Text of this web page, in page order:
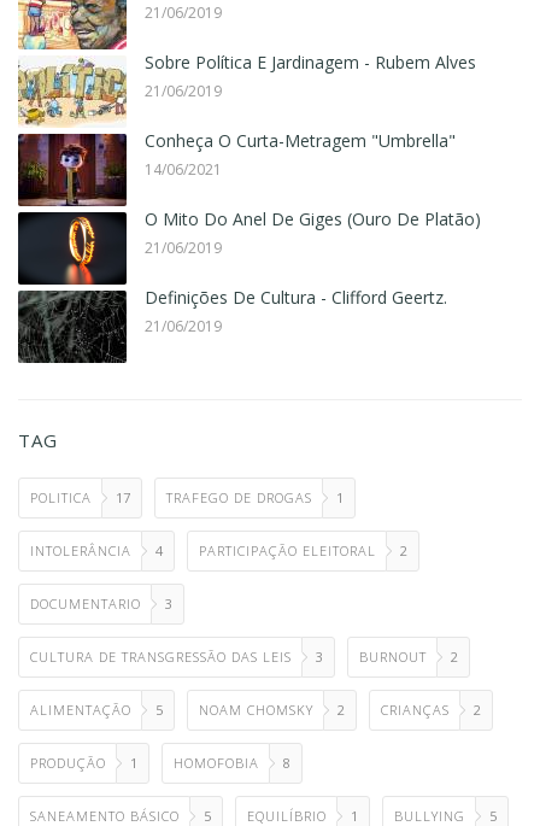
21/06/2019
Sobre Política E Jardinagem - Rubem Alves
21/06/2019
Conheça O Curta-Metragem "Umbrella"
14/06/2021
O Mito Do Anel De Giges (Ouro De Platão)
21/06/2019
Definições De Cultura - Clifford Geertz.
21/06/2019
TAG
POLITICA 17 TRAFEGO DE DROGAS 1
INTOLERÂNCIA 4 PARTICIPAÇÃO ELEITORAL 2
DOCUMENTARIO 3
CULTURA DE TRANSGRESSÃO DAS LEIS 3 BURNOUT 2
ALIMENTAÇÃO 5 NOAM CHOMSKY 2 CRIANÇAS 2
PRODUÇÃO 1 HOMOFOBIA 8
SANEAMENTO BÁSICO 5 EQUILÍBRIO 1 BULLYING 5